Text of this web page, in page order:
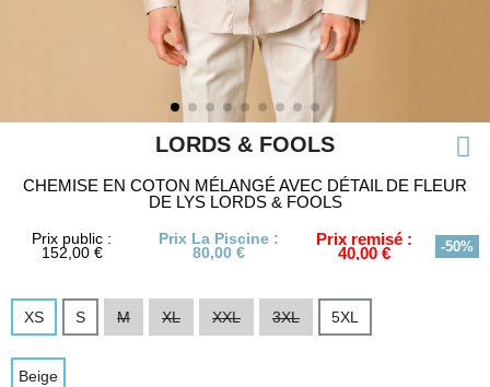
LORDS & FOOLS
CHEMISE EN COTON MÉLANGÉ AVEC DÉTAIL DE FLEUR
DE LYS LORDS & FOOLS
Prix public :
152,00 €
Prix La Piscine :
80,00 €
Prix remisé :
40,00 € -50%
XS S M XL XXL 3XL 5XL
Beige